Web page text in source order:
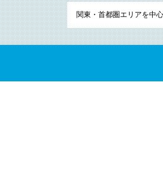
関東・首都圏エリアを中